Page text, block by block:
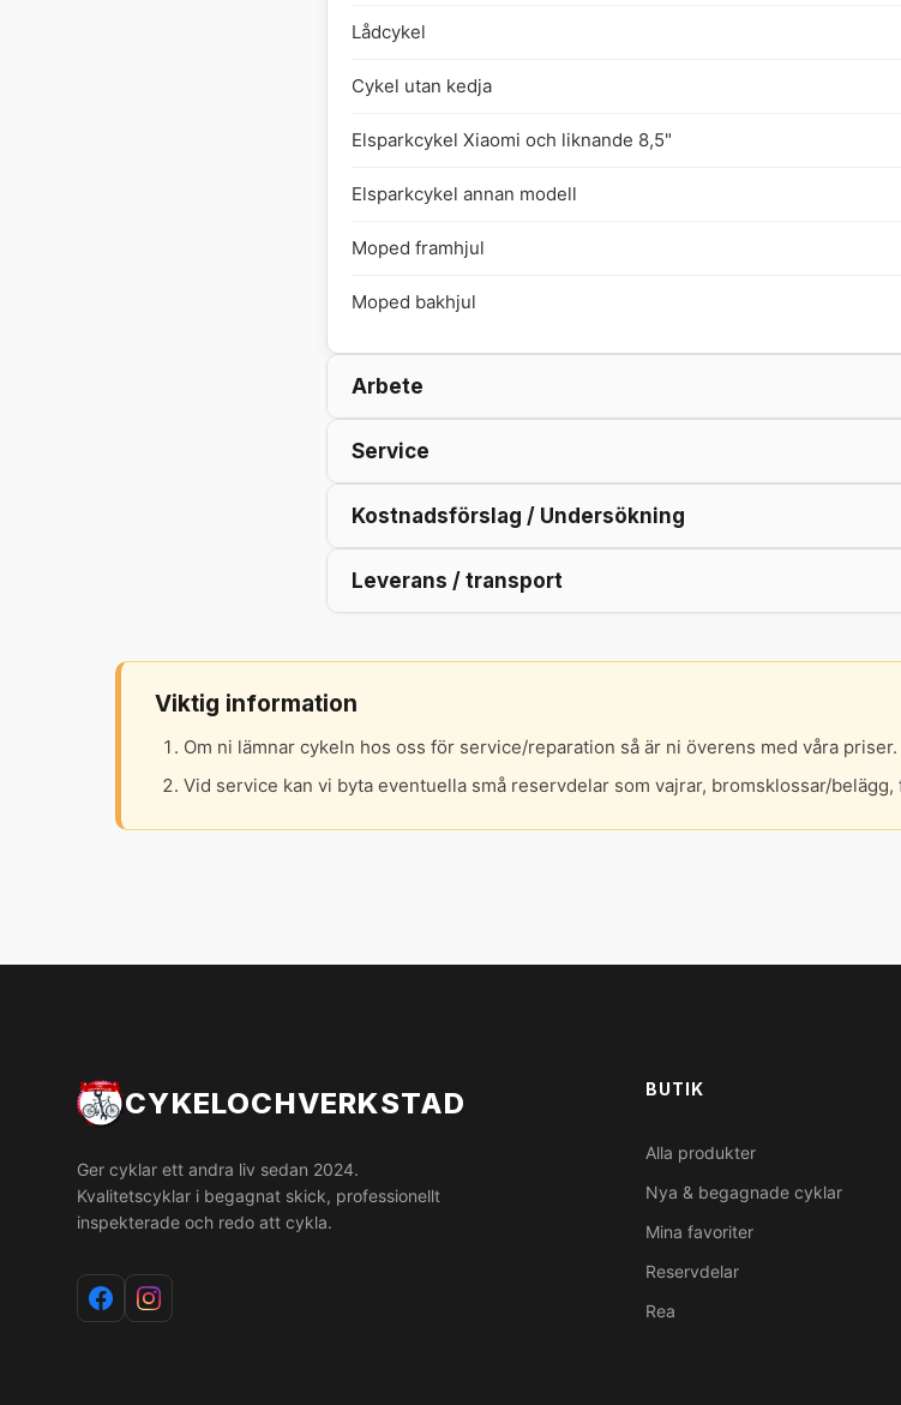
Lådcykel
Cykel utan kedja
Elsparkcykel Xiaomi och liknande 8,5"
Elsparkcykel annan modell
Moped framhjul
Moped bakhjul
Arbete
Service
Kostnadsförslag / Undersökning
Leverans / transport
Viktig information
Om ni lämnar cykeln hos oss för service/reparation så är ni överens med våra priser.
Vid service kan vi byta eventuella små reservdelar som vajrar, bromsklossar/
CYKELOCHVERKSTAD
Ger cyklar ett andra liv sedan 2024.
Kvalitetscyklar i begagnat skick, professionellt
inspekterade och redo att cykla.
BUTIK
Alla produkter
Nya & begagnade cyklar
Mina favoriter
Reservdelar
Rea